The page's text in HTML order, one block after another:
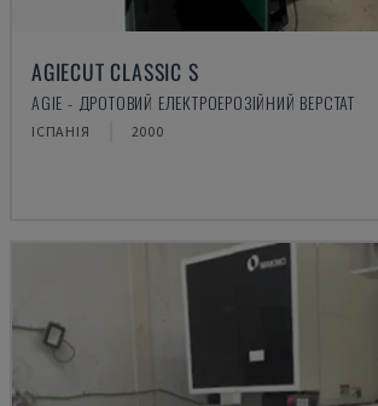
AGIECUT CLASSIC S
AGIE - ДРОТОВИЙ ЕЛЕКТРОЕРОЗІЙНИЙ ВЕРСТАТ
ІСПАНІЯ 2000